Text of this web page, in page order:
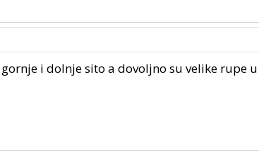
i dolnje sito a dovoljno su velike rupe